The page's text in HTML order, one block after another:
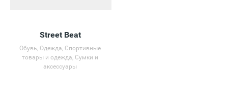
Street Beat
Обувь, Одежда, Спортивные
товары и одежда, Сумки и
аксессуары